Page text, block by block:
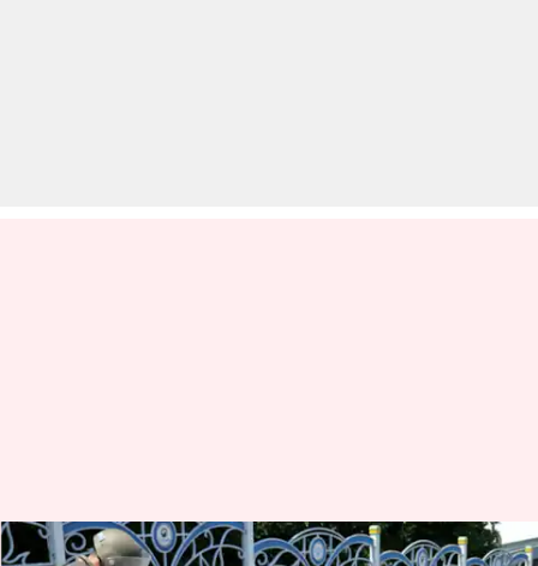
उत्तर कोरिया के कचरे वाले गुब्बारों से